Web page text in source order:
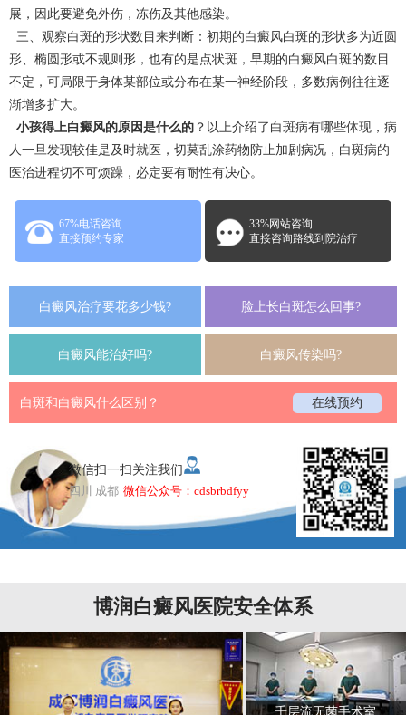
展，因此要避免外伤，冻伤及其他感染。
三、观察白斑的形状数目来判断：初期的白癜风白斑的形状多为近圆
形、椭圆形或不规则形，也有的是点状斑，早期的白癜风白斑的数目
不定，可局限于身体某部位或分布在某一神经阶段，多数病例往往逐
渐增多扩大。
小孩得上白癜风的原因是什么的 ？以上介绍了白斑病有哪些体现，病
人一旦发现较佳是及时就医，切莫乱涂药物防止加剧病况，白斑病的
医治进程切不可烦躁，必定要有耐性有决心。
67%电话咨询
直接预约专家
33%网站咨询
直接咨询路线到院治疗
白癜风治疗要花多少钱? 脸上长白斑怎么回事?
白癜风能治好吗? 白癜风传染吗?
白斑和白癜风什么区别？ 在线预约
微信扫一扫关注我们
四川 成都 微信公众号：cdsbrbdfyy
博润白癜风医院安全体系
千层流无菌手术室